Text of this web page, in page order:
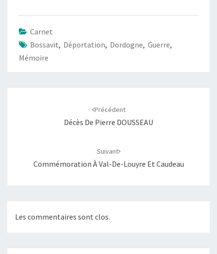
Carnet
Bossavit, Déportation, Dordogne, Guerre,
Mémoire
Précédent
Décès De Pierre DOUSSEAU
Suivant
Commémoration À Val-De-Louyre Et Caudeau
Les commentaires sont clos.